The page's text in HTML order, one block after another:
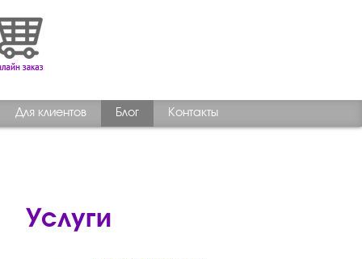
Для клиентов Блог Контакты
Услуги